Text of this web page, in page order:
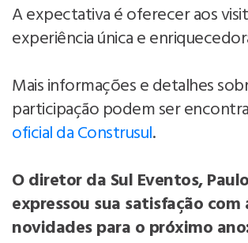
A expectativa é oferecer aos
experiência única e
Mais informações e detalhes
participação podem ser
oficial da Construsul.
O diretor da Sul Eventos,
expressou sua satisfação com
novidades para o próximo